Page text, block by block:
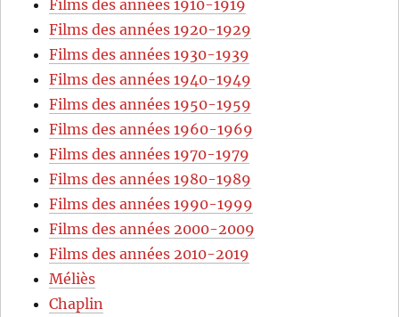
Films des années 1910-1919
Films des années 1920-1929
Films des années 1930-1939
Films des années 1940-1949
Films des années 1950-1959
Films des années 1960-1969
Films des années 1970-1979
Films des années 1980-1989
Films des années 1990-1999
Films des années 2000-2009
Films des années 2010-2019
Méliès
Chaplin